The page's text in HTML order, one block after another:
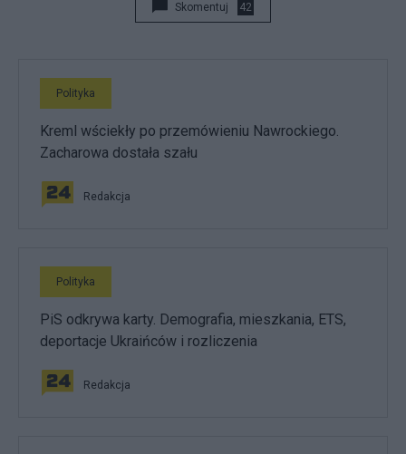
Skomentuj 42
Polityka
Kreml wściekły po przemówieniu Nawrockiego.
Zacharowa dostała szału
Redakcja
Polityka
PiS odkrywa karty. Demografia, mieszkania, ETS,
deportacje Ukraińców i rozliczenia
Redakcja